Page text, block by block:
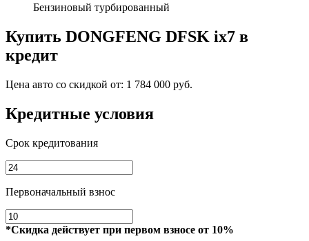
Бензиновый турбированный
Купить DONGFENG DFSK ix7 в
кредит
Цена авто со скидкой от: 1 784 000 руб.
Кредитные условия
Срок кредитования
Первоначальный взнос
*Скидка действует при первом взносе от 10%